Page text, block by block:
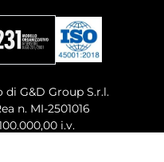
G&D Group S.r.l.
n. MI-2501016
i.v.